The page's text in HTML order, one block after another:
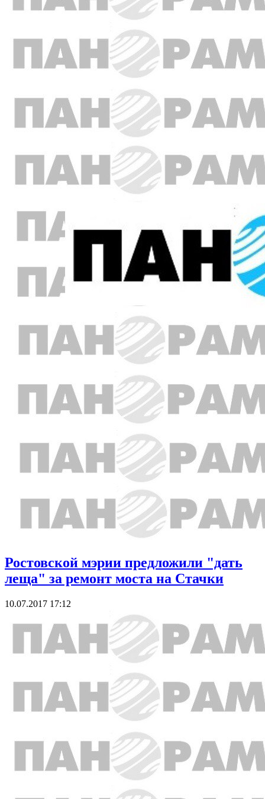
Ростовской мэрии предложили "дать
леща" за ремонт моста на Стачки
10.07.2017 17:12